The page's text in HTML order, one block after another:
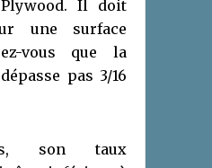
Il doit
une surface
vous que la
pas 3/16
son taux